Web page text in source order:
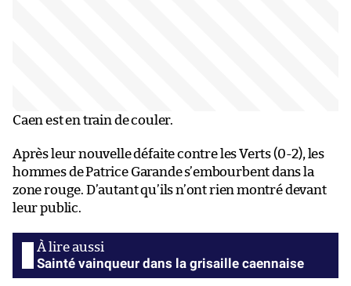
Caen est en train de couler.
Après leur nouvelle défaite contre les Verts (0-2), les
hommes de Patrice Garande s’embourbent dans la
zone rouge. D’autant qu’ils n’ont rien montré devant
leur public.
Sainté vainqueur dans la grisaille caennaise